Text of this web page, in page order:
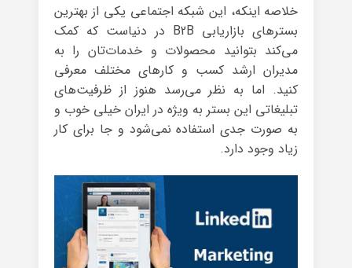
خلاصه اینکه، این شبکه اجتماعی یکی از بهترین
بسترهای بازاریابی B2B در دنیاست که کمک
می‌کند بتوانید محصولات و خدمات‌تان را به
مدیران ارشد کسب و کارهای مختلف معرفی
کنید. اما به نظر می‌رسد هنوز از ظرفیت‌های
تبلیغاتی این بستر به ویژه در ایران خیلی خوب و
به صورت جدی استفاده نمی‌شود و جا برای کار
زیاد وجود دارد.